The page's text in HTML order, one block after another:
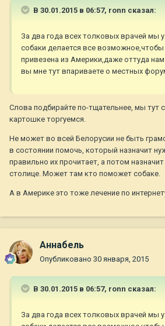
В 30.01.2015 в 06:57, ronn сказал:
За два года всех толковых врачей мы
собаки делается все
привезена из Америки,даже оттуда
вы мне тут впариваете о местных
Слова подбирайте по-тщательнее, мы тут
картошке торгуемся.
Не может во всей Белорусии не быть
в состоянии помочь, который назначит
правильно их прочитает, а потом
столице. Может там кто поможет собаке.
А в Америке это тоже лечение по
Aннaбель
Опубликовано 30 января, 2015
В 30.01.2015 в 06:57, ronn сказал:
За два года всех толковых врачей мы